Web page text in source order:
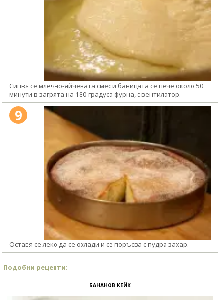
Сипва се млечно-яйчената смес и баницата се пече около 50
минути в загрята на 180 градуса фурна, с вентилатор.
9
Оставя се леко да се охлади и се поръсва с пудра захар.
Подобни рецепти:
БАНАНОВ КЕЙК